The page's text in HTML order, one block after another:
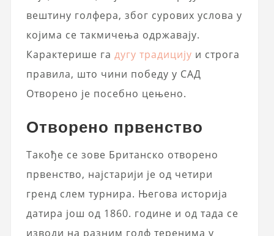
вештину голфера, због сурових услова у
којима се такмичења одржавају.
Карактерише га дугу традицију и строга
правила, што чини победу у САД
Отворено је посебно цењено.
Отворено првенство
Такође се зове Британско отворено
првенство, најстарији је од четири
гренд слем турнира. Његова историја
датира још од 1860. године и од тада се
изводи на разним голф теренима у